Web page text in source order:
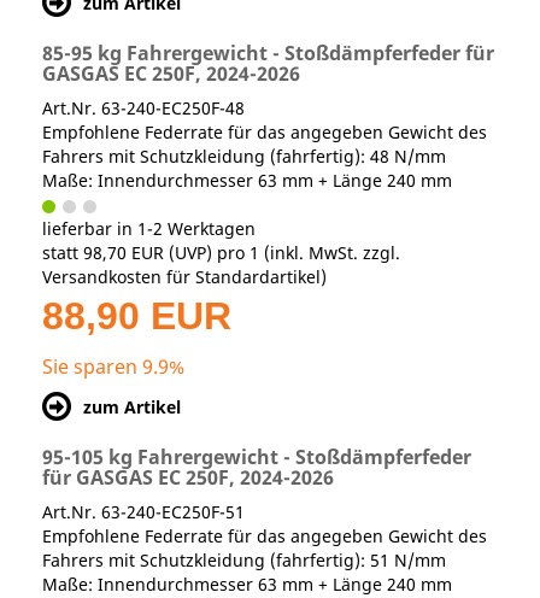
85-95 kg Fahrergewicht - Stoßdämpferfeder für
GASGAS EC 250F, 2024-2026
Art.Nr. 63-240-EC250F-48
Empfohlene Federrate für das angegeben Gewicht des
Fahrers mit Schutzkleidung (fahrfertig): 48 N/mm
Maße: Innendurchmesser 63 mm + Länge 240 mm
lieferbar in 1-2 Werktagen
statt 98,70 EUR (UVP) pro 1 (inkl. MwSt. zzgl.
Versandkosten für Standardartikel)
88,90 EUR
Sie sparen 9.9%
zum Artikel
95-105 kg Fahrergewicht - Stoßdämpferfeder
für GASGAS EC 250F, 2024-2026
Art.Nr. 63-240-EC250F-51
Empfohlene Federrate für das angegeben Gewicht des
Fahrers mit Schutzkleidung (fahrfertig): 51 N/mm
Maße: Innendurchmesser 63 mm + Länge 240 mm